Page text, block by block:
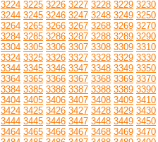
3224 3225 3226 3227 3228 3229 3230
3244 3245 3246 3247 3248 3249 3250
3264 3265 3266 3267 3268 3269 3270
3284 3285 3286 3287 3288 3289 3290
3304 3305 3306 3307 3308 3309 3310
3324 3325 3326 3327 3328 3329 3330
3344 3345 3346 3347 3348 3349 3350
3364 3365 3366 3367 3368 3369 3370
3384 3385 3386 3387 3388 3389 3390
3404 3405 3406 3407 3408 3409 3410
3424 3425 3426 3427 3428 3429 3430
3444 3445 3446 3447 3448 3449 3450
3464 3465 3466 3467 3468 3469 3470